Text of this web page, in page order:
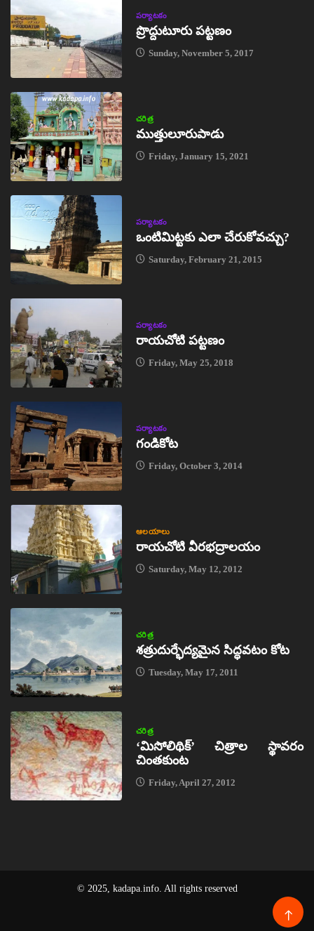
పర్యాటకం
ప్రొద్దుటూరు పట్టణం
Sunday, November 5, 2017
చరిత్ర
ముత్తులూరుపాడు
Friday, January 15, 2021
పర్యాటకం
ఒంటిమిట్టకు ఎలా చేరుకోవచ్చు?
Saturday, February 21, 2015
పర్యాటకం
రాయచోటి పట్టణం
Friday, May 25, 2018
పర్యాటకం
గండికోట
Friday, October 3, 2014
ఆలయాలు
రాయచోటి వీరభద్రాలయం
Saturday, May 12, 2012
చరిత్ర
శత్రుదుర్భేద్యమైన సిద్ధవటం కోట
Tuesday, May 17, 2011
చరిత్ర
‘మిసోలిథిక్‌’ చిత్రాల స్థావరం
చింతకుంట
Friday, April 27, 2012
© 2025, kadapa.info. All rights reserved